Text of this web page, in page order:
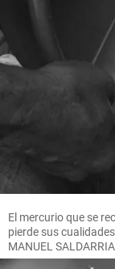
El mercurio que se
pierde sus
MANUEL